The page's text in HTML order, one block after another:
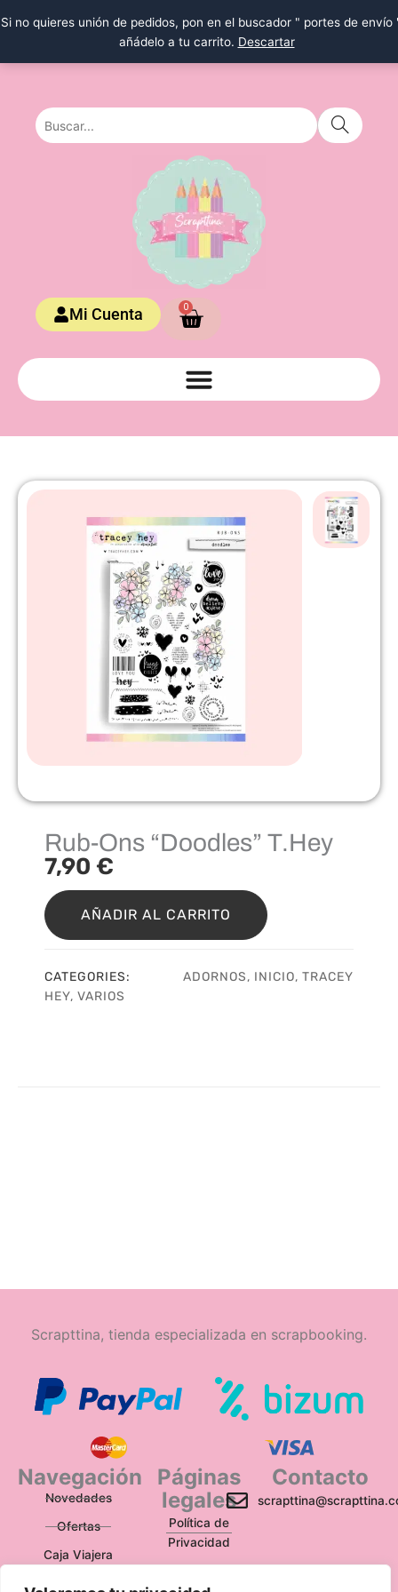
Si no quieres unión de pedidos, pon en el buscador " portes de envío
añádelo a tu carrito. Descartar
al
Mi Cuenta 0
Carrito
Rub-Ons “Doodles” T.Hey
7,90 €
Ons
“Doodles”
AÑADIR AL CARRITO
CATEGORIES: ADORNOS, INICIO, TRACEY
HEY, VARIOS
Scrapttina, tienda especializada en scrapbooking.
Navegación
Novedades
Ofertas
Caja Viajera
Páginas
legales
Política de
Privacidad
Contacto